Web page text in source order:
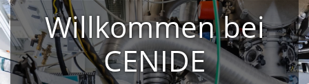
Willkommen bei
CENIDE